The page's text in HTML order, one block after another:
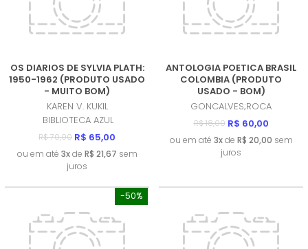
OS DIARIOS DE SYLVIA PLATH:
1950-1962 (PRODUTO USADO
- MUITO BOM)
KAREN V. KUKIL
BIBLIOTECA AZUL
R$ 70,00 R$ 65,00
ou em até 3xde R$ 21,67 sem
juros
ANTOLOGIA POETICA BRASIL
COLOMBIA (PRODUTO
USADO - BOM)
GONCALVES;ROCA
R$ 18,00 R$ 60,00
ou em até 3xde R$ 20,00 sem
juros
-50%